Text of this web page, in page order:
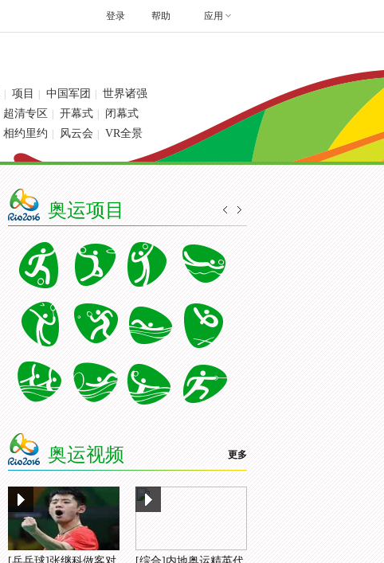
帮助 应用
登录
项目 中国军团 世界诸强
超清专区 开幕式 闭幕式
相约里约 风云会 VR全景
奥运项目
奥运视频 更多